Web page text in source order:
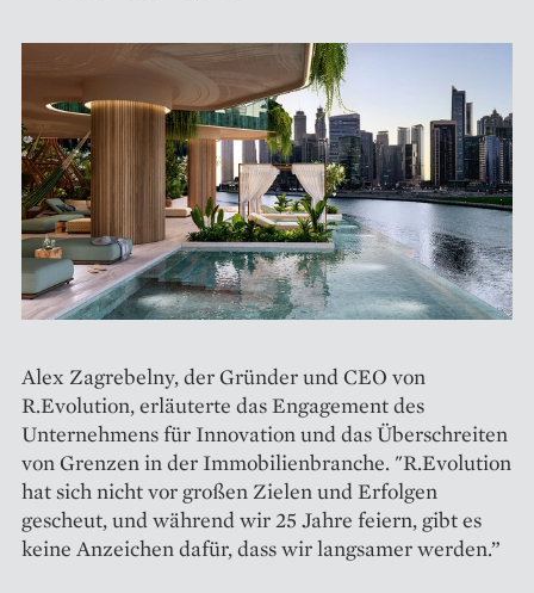
Alex Zagrebelny, der Gründer und CEO von
R.Evolution, erläuterte das Engagement des
Unternehmens für Innovation und das Überschreiten
von Grenzen in der Immobilienbranche. "R.Evolution
hat sich nicht vor großen Zielen und Erfolgen
gescheut, und während wir 25 Jahre feiern, gibt es
keine Anzeichen dafür, dass wir langsamer werden.”